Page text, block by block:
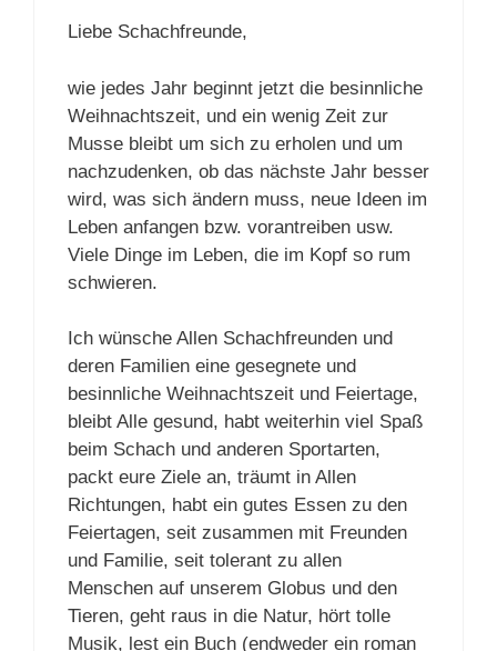
Liebe Schachfreunde,
wie jedes Jahr beginnt jetzt die besinnliche
Weihnachtszeit, und ein wenig Zeit zur
Musse bleibt um sich zu erholen und um
nachzudenken, ob das nächste Jahr besser
wird, was sich ändern muss, neue Ideen im
Leben anfangen bzw. vorantreiben usw.
Viele Dinge im Leben, die im Kopf so rum
schwieren.
Ich wünsche Allen Schachfreunden und
deren Familien eine gesegnete und
besinnliche Weihnachtszeit und Feiertage,
bleibt Alle gesund, habt weiterhin viel Spaß
beim Schach und anderen Sportarten,
packt eure Ziele an, träumt in Allen
Richtungen, habt ein gutes Essen zu den
Feiertagen, seit zusammen mit Freunden
und Familie, seit tolerant zu allen
Menschen auf unserem Globus und den
Tieren, geht raus in die Natur, hört tolle
Musik, lest ein Buch (endweder ein roman